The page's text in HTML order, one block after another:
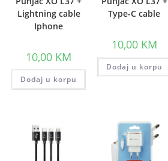
Lightning cable
Iphone
10,00 KM
Dodaj u korpu
Type-C cable
10,00 KM
Dodaj u korpu